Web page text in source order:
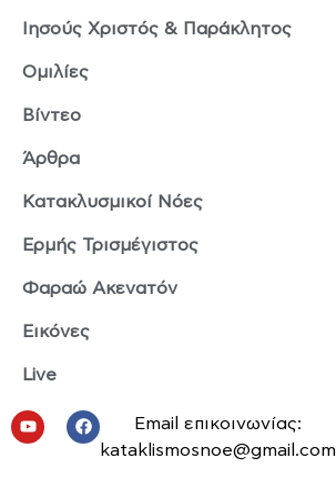
Email επικοινωνίας:
kataklismosnoe@gmail.com
Ιησούς Χριστός & Παράκλητος
Ομιλίες
Βίντεο
Άρθρα
Κατακλυσμικοί Νόες
Ερμής Τρισμέγιστος
Φαραώ Ακενατόν
Εικόνες
Live